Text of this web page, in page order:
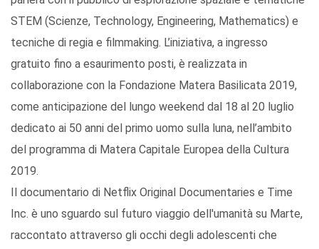
STEM (Scienze, Technology, Engineering, Mathematics) e
tecniche di regia e filmmaking. L’iniziativa, a ingresso
gratuito fino a esaurimento posti, è realizzata in
collaborazione con la Fondazione Matera Basilicata 2019,
come anticipazione del lungo weekend dal 18 al 20 luglio
dedicato ai 50 anni del primo uomo sulla luna, nell’ambito
del programma di Matera Capitale Europea della Cultura
2019.
Il documentario di Netflix Original Documentaries e Time
Inc. è uno sguardo sul futuro viaggio dell'umanità su Marte,
raccontato attraverso gli occhi degli adolescenti che